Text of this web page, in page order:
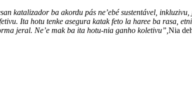
katalizador ba akordu pás ne’ebé sustentável,
Ita hotu tenke asegura katak feto la haree ba rasa,
jeral. Ne’e mak ba ita hotu-nia ganho koletivu”, Nia